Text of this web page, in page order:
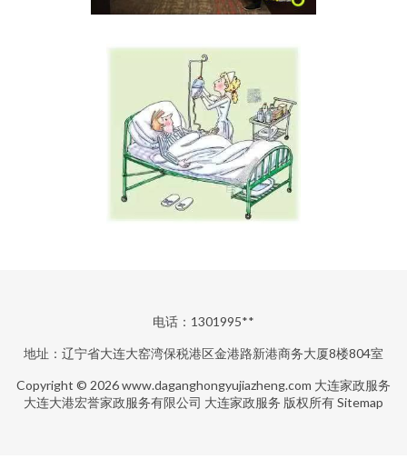
电话：1301995**
地址：辽宁省大连大窑湾保税港区金港路新港商务大厦8楼804室
Copyright © 2026www.daganghongyujiazheng.com 大连家政服务
大连大港宏誉家政服务有限公司 大连家政服务 版权所有Sitemap